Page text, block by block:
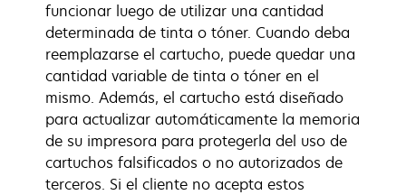
funcionar luego de utilizar una cantidad
determinada de tinta o tóner. Cuando deba
reemplazarse el cartucho, puede quedar una
cantidad variable de tinta o tóner en el
mismo. Además, el cartucho está diseñado
para actualizar automáticamente la memoria
de su impresora para protegerla del uso de
cartuchos falsificados o no autorizados de
terceros. Si el cliente no acepta estos